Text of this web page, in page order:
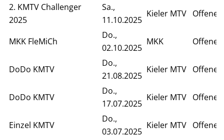
2. KMTV Challenger
2025
Sa.,
11.10.2025
Kieler MTV
MKK FleMiCh
Do.,
02.10.2025
MKK
DoDo KMTV
Do.,
21.08.2025
Kieler MTV
DoDo KMTV
Do.,
17.07.2025
Kieler MTV
Einzel KMTV
Do.,
03.07.2025
Kieler MTV Offenes